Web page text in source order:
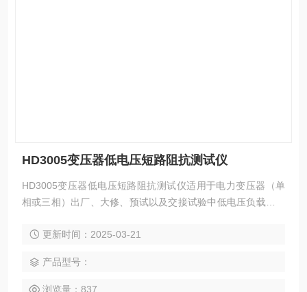
HD3005变压器低电压短路阻抗测试仪
HD3005变压器低电压短路阻抗测试仪适用于电力变压器（单
相或三相）出厂、大修、预试以及交接试验中低电压负载阻抗
更新时间：2025-03-21
产品型号：
浏览量：837